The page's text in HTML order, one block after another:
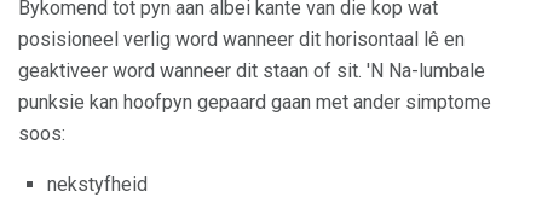
Bykomend tot pyn aan albei kante van die kop wat
posisioneel verlig word wanneer dit horisontaal lê en
geaktiveer word wanneer dit staan ​​of sit. 'N Na-lumbale
punksie kan hoofpyn gepaard gaan met ander simptome
soos:
nekstyfheid